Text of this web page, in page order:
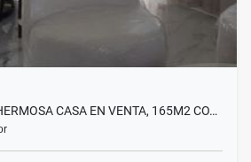
CASA EN VENTA, 165M2 CO…